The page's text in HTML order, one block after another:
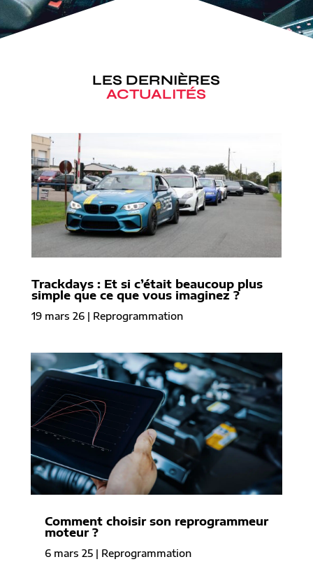
LES DERNIÈRES
ACTUALITÉS
Trackdays : Et si c’était beaucoup plus
simple que ce que vous imaginez ?
19 mars 26| Reprogrammation
Comment choisir son reprogrammeur
moteur ?
6 mars 25| Reprogrammation